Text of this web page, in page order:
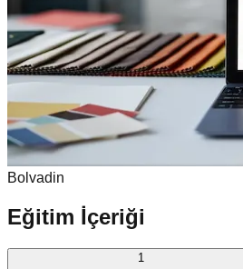
Bolvadin
Eğitim İçeriği
1